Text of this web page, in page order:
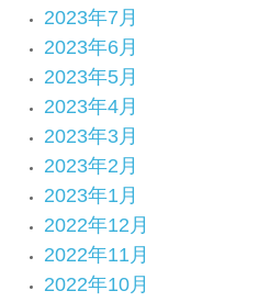
2023年7月
2023年6月
2023年5月
2023年4月
2023年3月
2023年2月
2023年1月
2022年12月
2022年11月
2022年10月